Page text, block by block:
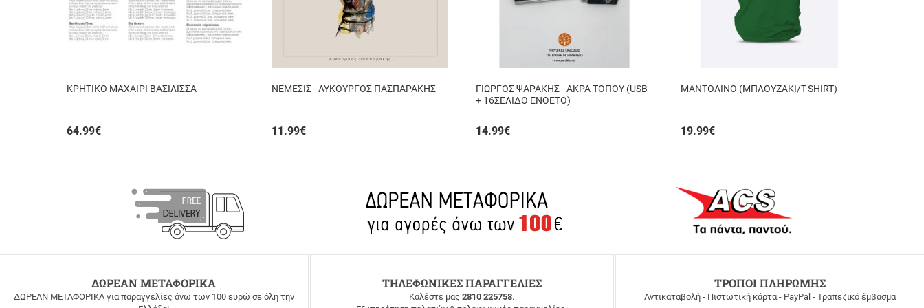
ΚΡΗΤΙΚΟ ΜΑΧΑΙΡΙ ΒΑΣΙΛΙΣΣΑ
64.99€
ΝΕΜΕΣΙΣ - ΛΥΚΟΥΡΓΟΣ ΠΑΣΠΑΡΑΚΗΣ
11.99€
ΓΙΩΡΓΟΣ ΨΑΡΑΚΗΣ - ΑΚΡΑ ΤΟΠΟΥ (USB
+ 16ΣΕΛΙΔΟ ΕΝΘΕΤΟ)
14.99€
ΜΑΝΤΟΛΙΝΟ (ΜΠΛΟΥΖΑΚΙ/T-SHIRT)
19.99€
ΔΩΡΕΑΝ ΜΕΤΑΦΟΡΙΚΑ
ΔΩΡΕΑΝ ΜΕΤΑΦΟΡΙΚΑ για παραγγελίες άνω των 100 ευρώ σε όλη την
ΤΗΛΕΦΩΝΙΚΕΣ ΠΑΡΑΓΓΕΛΙΕΣ
Καλέστε μας2810 225758.
ΤΡΟΠΟΙ ΠΛΗΡΩΜΗΣ
Αντικαταβολή - Πιστωτική κάρτα - PayPal - Τραπεζικό έμβασμα